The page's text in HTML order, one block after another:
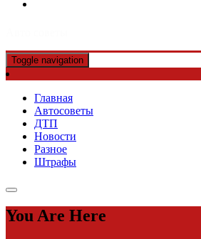
Toggle navigation
Главная
Автосоветы
ДТП
Новости
Разное
Штрафы
You Are Here